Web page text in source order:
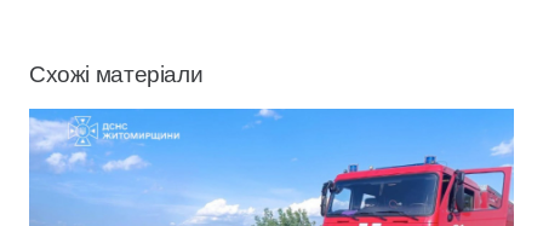
Схожі матеріали